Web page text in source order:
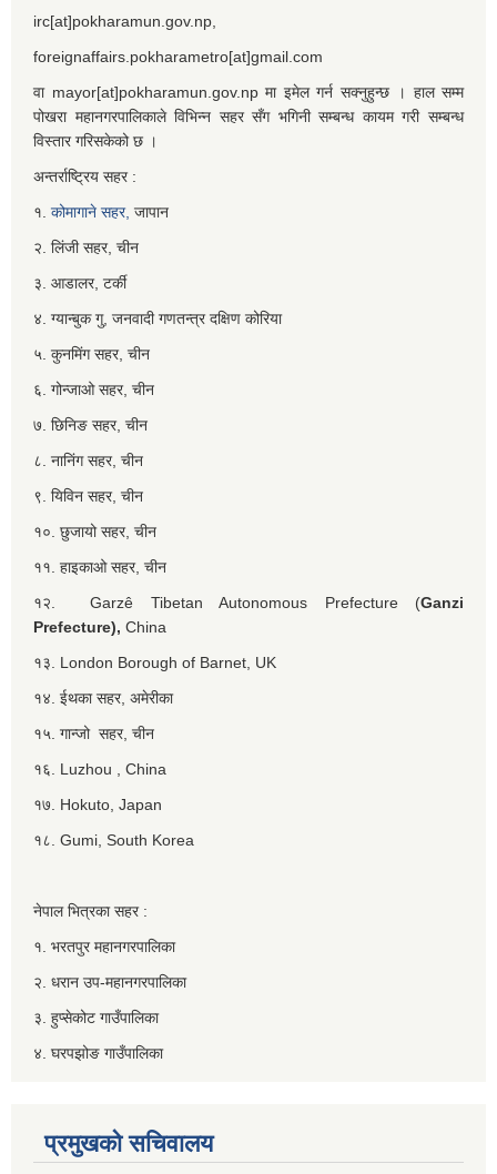
irc[at]pokharamun.gov.np,
foreignaffairs.pokharametro[at]gmail.com
वा mayor[at]pokharamun.gov.np मा इमेल गर्न सक्नुहुन्छ । हाल सम्म
पोखरा महानगरपालिकाले विभिन्न सहर सँग भगिनी सम्बन्ध कायम गरी सम्बन्ध
विस्तार गरिसकेको छ ।
अन्तर्राष्ट्रिय सहर :
१. कोमागाने सहर, जापान
२. लिंजी सहर, चीन
३. आडालर, टर्की
४. ग्यान्बुक गु, जनवादी गणतन्त्र दक्षिण कोरिया
५. कुनमिंग सहर, चीन
६. गोन्जाओ सहर, चीन
७. छिनिङ सहर, चीन
८. नानिंग सहर, चीन
९. यिविन सहर, चीन
१०. छुजायो सहर, चीन
११. हाइकाओ सहर, चीन
१२. Garzê Tibetan Autonomous Prefecture (Ganzi
Prefecture), China
१३. London Borough of Barnet, UK
१४. ईथका सहर, अमेरीका
१५. गान्जो सहर, चीन
१६. Luzhou , China
१७. Hokuto, Japan
१८. Gumi, South Korea
नेपाल भित्रका सहर :
१. भरतपुर महानगरपालिका
२. धरान उप-महानगरपालिका
३. हुप्सेकोट गाउँपालिका
४. घरपझोङ गाउँपालिका
प्रमुखको सचिवालय